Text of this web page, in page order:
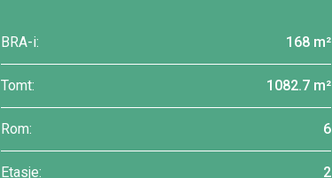
BRA-i: 168 m²
Tomt: 1082.7 m²
Rom: 6
Etasje: 2